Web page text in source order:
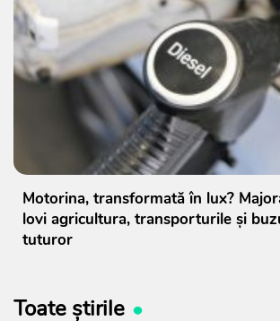
Motorina, transformată în lux?
lovi agricultura, transporturile și
tuturor
Toate știrile